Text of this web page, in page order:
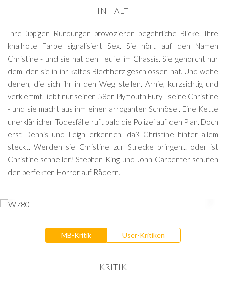
INHALT
Ihre üppigen Rundungen provozieren begehrliche Blicke. Ihre
knallrote Farbe signalisiert Sex. Sie hört auf den Namen
Christine - und sie hat den Teufel im Chassis. Sie gehorcht nur
dem, den sie in ihr kaltes Blechherz geschlossen hat. Und wehe
denen, die sich ihr in den Weg stellen. Arnie, kurzsichtig und
verklemmt, liebt nur seinen 58er Plymouth Fury - seine Christine
- und sie macht aus ihm einen arroganten Schnösel. Eine Kette
unerklärlicher Todesfälle ruft bald die Polizei auf den Plan. Doch
erst Dennis und Leigh erkennen, daß Christine hinter allem
steckt. Werden sie Christine zur Strecke bringen... oder ist
Christine schneller? Stephen King und John Carpenter schufen
den perfekten Horror auf Rädern.
MB-Kritik User-Kritiken
KRITIK